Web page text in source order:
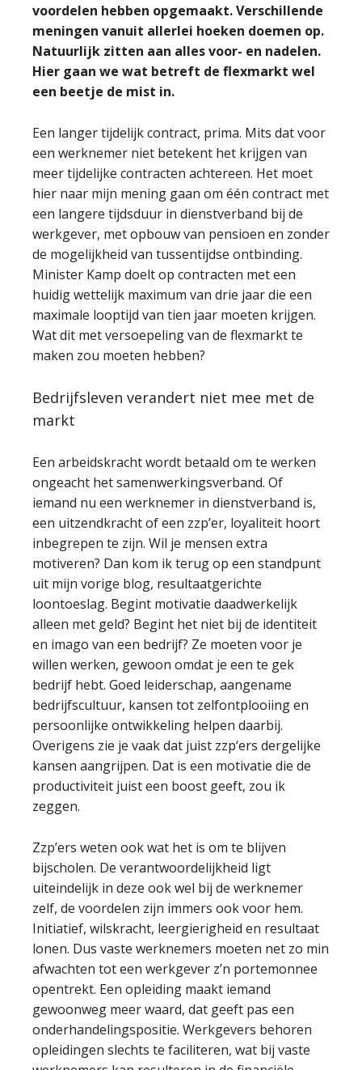
voordelen hebben opgemaakt. Verschillende
meningen vanuit allerlei hoeken doemen op.
Natuurlijk zitten aan alles voor- en nadelen.
Hier gaan we wat betreft de flexmarkt wel
een beetje de mist in.
Een langer tijdelijk contract, prima. Mits dat voor
een werknemer niet betekent het krijgen van
meer tijdelijke contracten achtereen. Het moet
hier naar mijn mening gaan om één contract met
een langere tijdsduur in dienstverband bij de
werkgever, met opbouw van pensioen en zonder
de mogelijkheid van tussentijdse ontbinding.
Minister Kamp doelt op contracten met een
huidig wettelijk maximum van drie jaar die een
maximale looptijd van tien jaar moeten krijgen.
Wat dit met versoepeling van de flexmarkt te
maken zou moeten hebben?
Bedrijfsleven verandert niet mee met de
markt
Een arbeidskracht wordt betaald om te werken
ongeacht het samenwerkingsverband. Of
iemand nu een werknemer in dienstverband is,
een uitzendkracht of een zzp’er, loyaliteit hoort
inbegrepen te zijn. Wil je mensen extra
motiveren? Dan kom ik terug op een standpunt
uit mijn vorige blog, resultaatgerichte
loontoeslag. Begint motivatie daadwerkelijk
alleen met geld? Begint het niet bij de identiteit
en imago van een bedrijf? Ze moeten voor je
willen werken, gewoon omdat je een te gek
bedrijf hebt. Goed leiderschap, aangename
bedrijfscultuur, kansen tot zelfontplooiing en
persoonlijke ontwikkeling helpen daarbij.
Overigens zie je vaak dat juist zzp‘ers dergelijke
kansen aangrijpen. Dat is een motivatie die de
productiviteit juist een boost geeft, zou ik
zeggen.
Zzp’ers weten ook wat het is om te blijven
bijscholen. De verantwoordelijkheid ligt
uiteindelijk in deze ook wel bij de werknemer
zelf, de voordelen zijn immers ook voor hem.
Initiatief, wilskracht, leergierigheid en resultaat
lonen. Dus vaste werknemers moeten net zo min
afwachten tot een werkgever z’n portemonnee
opentrekt. Een opleiding maakt iemand
gewoonweg meer waard, dat geeft pas een
onderhandelingspositie. Werkgevers behoren
opleidingen slechts te faciliteren, wat bij vaste